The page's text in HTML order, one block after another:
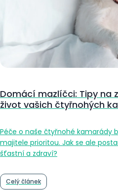
Domácí mazlíčci: Tipy na
život vašich čtyřnohých
Péče o naše čtyřnohé kamarády
majitele prioritou. Jak se ale
šťastní a zdraví?
Celý článek